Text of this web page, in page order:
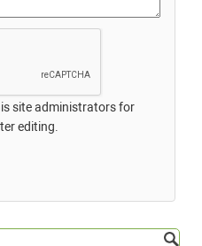
site administrators for
editing.